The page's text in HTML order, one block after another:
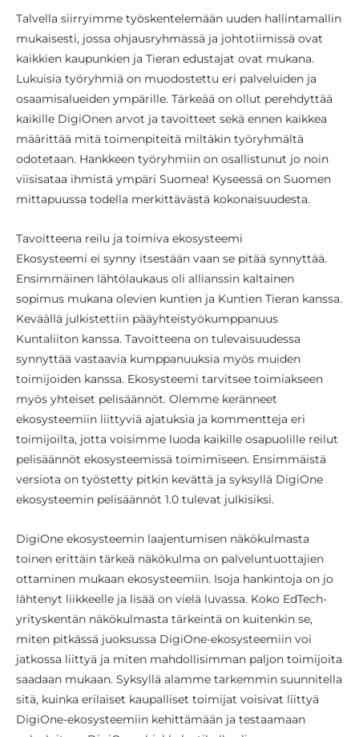
Talvella siirryimme työskentelemään uuden hallintamallin
mukaisesti, jossa ohjausryhmässä ja johtotiimissä ovat
kaikkien kaupunkien ja Tieran edustajat ovat mukana.
Lukuisia työryhmiä on muodostettu eri palveluiden ja
osaamisalueiden ympärille. Tärkeää on ollut perehdyttää
kaikille DigiOnen arvot ja tavoitteet sekä ennen kaikkea
määrittää mitä toimenpiteitä miltäkin työryhmältä
odotetaan. Hankkeen työryhmiin on osallistunut jo noin
viisisataa ihmistä ympäri Suomea! Kyseessä on Suomen
mittapuussa todella merkittävästä kokonaisuudesta.
Tavoitteena reilu ja toimiva ekosysteemi
Ekosysteemi ei synny itsestään vaan se pitää synnyttää.
Ensimmäinen lähtölaukaus oli allianssin kaltainen
sopimus mukana olevien kuntien ja Kuntien Tieran kanssa.
Keväällä julkistettiin pääyhteistyökumppanuus
Kuntaliiton kanssa. Tavoitteena on tulevaisuudessa
synnyttää vastaavia kumppanuuksia myös muiden
toimijoiden kanssa. Ekosysteemi tarvitsee toimiakseen
myös yhteiset pelisäännöt. Olemme keränneet
ekosysteemiin liittyviä ajatuksia ja kommentteja eri
toimijoilta, jotta voisimme luoda kaikille osapuolille reilut
pelisäännöt ekosysteemissä toimimiseen. Ensimmäistä
versiota on työstetty pitkin kevättä ja syksyllä DigiOne
ekosysteemin pelisäännöt 1.0 tulevat julkisiksi.
DigiOne ekosysteemin laajentumisen näkökulmasta
toinen erittäin tärkeä näkökulma on palveluntuottajien
ottaminen mukaan ekosysteemiin. Isoja hankintoja on jo
lähtenyt liikkeelle ja lisää on vielä luvassa. Koko EdTech-
yrityskentän näkökulmasta tärkeintä on kuitenkin se,
miten pitkässä juoksussa DigiOne-ekosysteemiin voi
jatkossa liittyä ja miten mahdollisimman paljon toimijoita
saadaan mukaan. Syksyllä alamme tarkemmin suunnitella
sitä, kuinka erilaiset kaupalliset toimijat voisivat liittyä
DigiOne-ekosysteemiin kehittämään ja testaamaan